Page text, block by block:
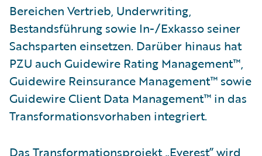
Bereichen Vertrieb, Underwriting,
Bestandsführung sowie In-/Exkasso seiner
Sachsparten einsetzen. Darüber hinaus hat
PZU auch Guidewire Rating Management™,
Guidewire Reinsurance Management™ sowie
Guidewire Client Data Management™ in das
Transformationsvorhaben integriert.
Das Transformationsprojekt „Everest” wird